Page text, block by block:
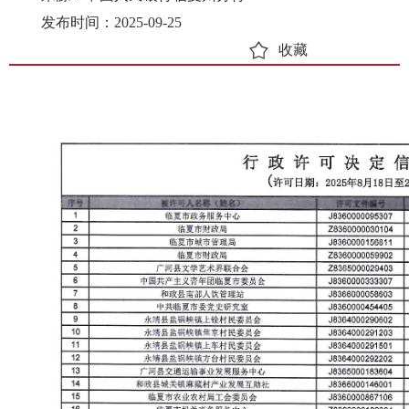
发布时间：2025-09-25
收藏